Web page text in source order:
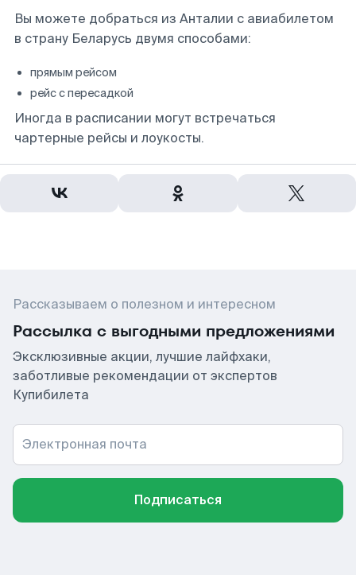
Вы можете добраться из Анталии с авиабилетом
в страну Беларусь двумя способами:
прямым рейсом
рейс с пересадкой
Иногда в расписании могут встречаться
чартерные рейсы и лоукосты.
Рассказываем о полезном и интересном
Рассылка с выгодными предложениями
Эксклюзивные акции, лучшие лайфхаки,
заботливые рекомендации от экспертов
Купибилета
Электронная почта
Подписаться